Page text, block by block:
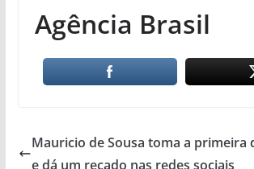
Agência Brasil
Mauricio de Sousa toma a primeira
e dá um recado nas redes sociais